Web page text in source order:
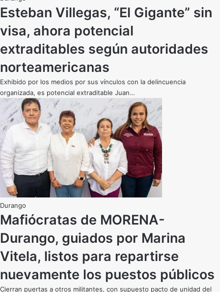
Esteban Villegas, “El Gigante” sin
visa, ahora potencial
extraditables según autoridades
norteamericanas
Exhibido por los medios por sus vínculos con la delincuencia
organizada, es potencial extraditable Juan…
Durango
Mafiócratas de MORENA-
Durango, guiados por Marina
Vitela, listos para repartirse
nuevamente los puestos públicos
Cierran puertas a otros militantes, con supuesto pacto de unidad del